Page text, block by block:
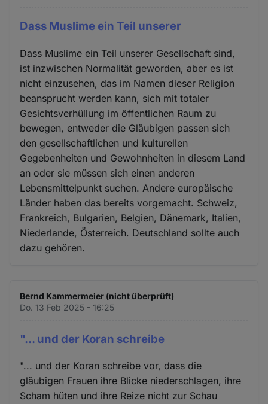
Dass Muslime ein Teil unserer
Dass Muslime ein Teil unserer Gesellschaft sind,
ist inzwischen Normalität geworden, aber es ist
nicht einzusehen, das im Namen dieser Religion
beansprucht werden kann, sich mit totaler
Gesichtsverhüllung im öffentlichen Raum zu
bewegen, entweder die Gläubigen passen sich
den gesellschaftlichen und kulturellen
Gegebenheiten und Gewohnheiten in diesem Land
an oder sie müssen sich einen anderen
Lebensmittelpunkt suchen. Andere europäische
Länder haben das bereits vorgemacht. Schweiz,
Frankreich, Bulgarien, Belgien, Dänemark, Italien,
Niederlande, Österreich. Deutschland sollte auch
dazu gehören.
Bernd Kammermeier (nicht überprüft)
Do. 13 Feb 2025 - 16:25
"... und der Koran schreibe
"... und der Koran schreibe vor, dass die
gläubigen Frauen ihre Blicke niederschlagen, ihre
Scham hüten und ihre Reize nicht zur Schau